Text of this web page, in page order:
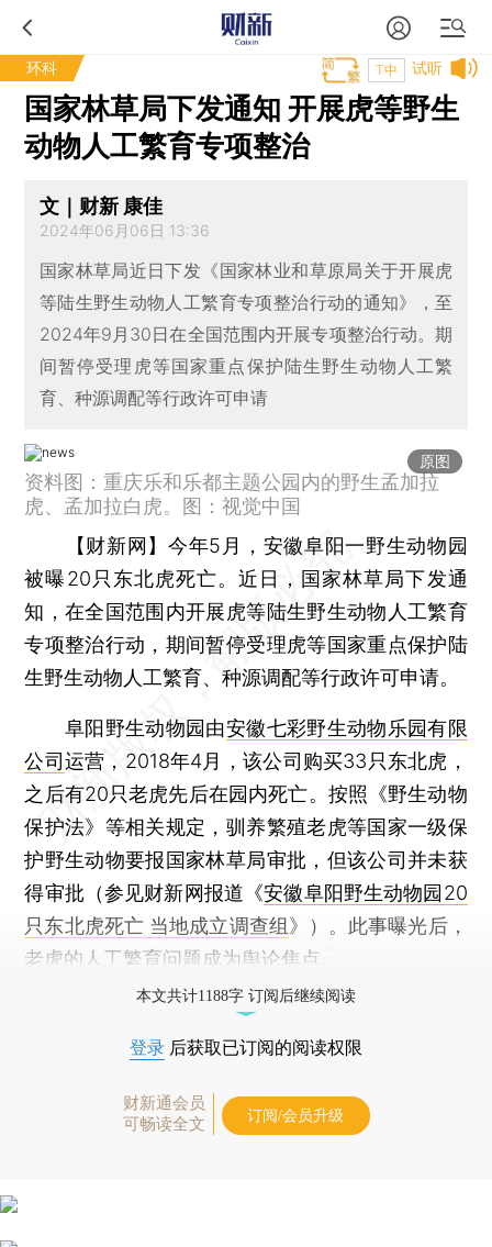
环科 试听
T中
国家林草局下发通知 开展虎等野生
动物人工繁育专项整治
文｜财新 康佳
2024年06月06日 13:36
国家林草局近日下发《国家林业和草原局关于开展虎
等陆生野生动物人工繁育专项整治行动的通知》，至
2024年9月30日在全国范围内开展专项整治行动。期
间暂停受理虎等国家重点保护陆生野生动物人工繁
育、种源调配等行政许可申请
原图
资料图：重庆乐和乐都主题公园内的野生孟加拉
虎、孟加拉白虎。图：视觉中国
【财新网】今年5月，安徽阜阳一野生动物园
被曝20只东北虎死亡。近日，国家林草局下发通
知，在全国范围内开展虎等陆生野生动物人工繁育
专项整治行动，期间暂停受理虎等国家重点保护陆
生野生动物人工繁育、种源调配等行政许可申请。
阜阳野生动物园由安徽七彩野生动物乐园有限
公司运营，2018年4月，该公司购买33只东北虎，
之后有20只老虎先后在园内死亡。按照《野生动物
保护法》等相关规定，驯养繁殖老虎等国家一级保
护野生动物要报国家林草局审批，但该公司并未获
得审批（参见财新网报道《安徽阜阳野生动物园20
只东北虎死亡 当地成立调查组》）。此事曝光后，
老虎的人工繁育问题成为舆论焦点。
本文共计1188字 订阅后继续阅读
登录 后获取已订阅的阅读权限
财新通会员
可畅读全文
订阅/会员升级